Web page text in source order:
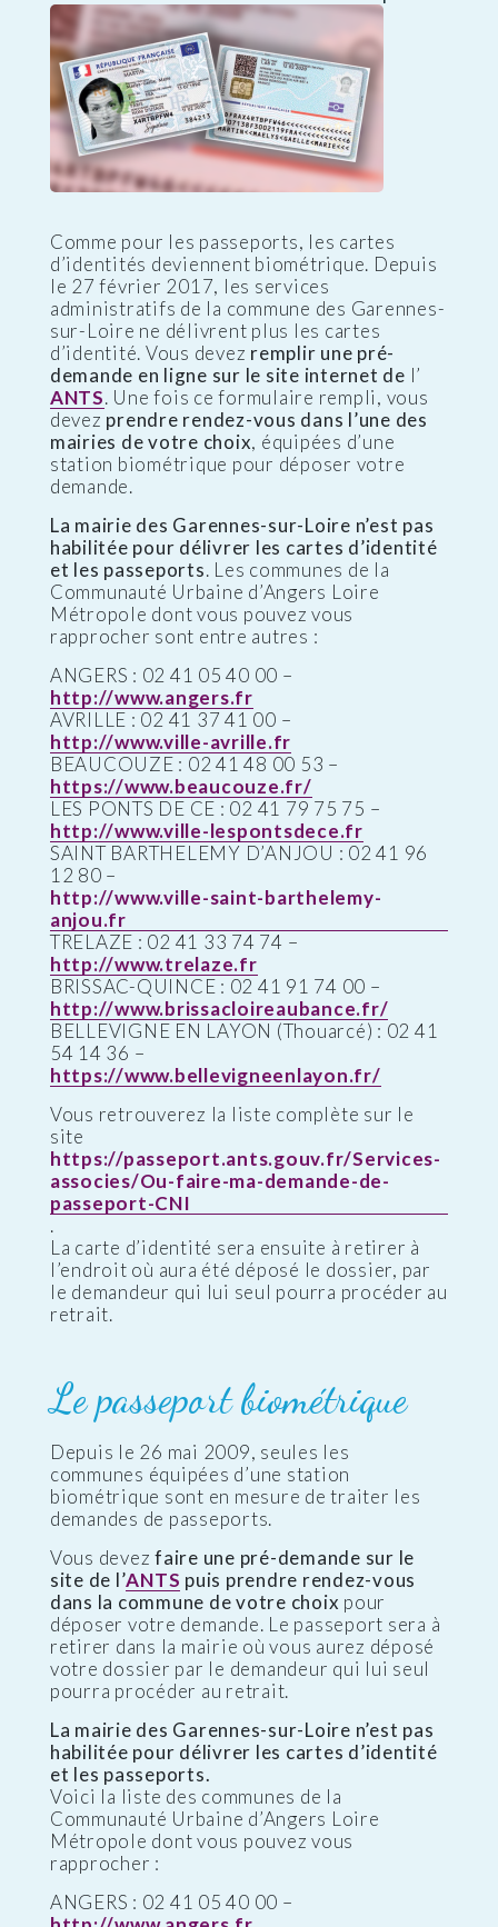
Comme pour les passeports, les cartes
d’identités deviennent biométrique. Depuis
le 27 février 2017, les services
administratifs de la commune des Garennes-
sur-Loire ne délivrent plus les cartes
d’identité. Vous devez remplir une pré-
demande en ligne sur le site internet de l’
ANTS. Une fois ce formulaire rempli, vous
devez prendre rendez-vous dans l’une des
mairies de votre choix, équipées d’une
station biométrique pour déposer votre
demande.
La mairie des Garennes-sur-Loire n’est pas
habilitée pour délivrer les cartes d’identité
et les passeports. Les communes de la
Communauté Urbaine d’Angers Loire
Métropole dont vous pouvez vous
rapprocher sont entre autres :
ANGERS : 02 41 05 40 00 –
http://www.angers.fr
AVRILLE : 02 41 37 41 00 –
http://www.ville-avrille.fr
BEAUCOUZE : 02 41 48 00 53 –
https://www.beaucouze.fr/
LES PONTS DE CE : 02 41 79 75 75 –
http://www.ville-lespontsdece.fr
SAINT BARTHELEMY D’ANJOU : 02 41 96
12 80 –
http://www.ville-saint-barthelemy-
anjou.fr
TRELAZE : 02 41 33 74 74 –
http://www.trelaze.fr
BRISSAC-QUINCE : 02 41 91 74 00 –
http://www.brissacloireaubance.fr/
BELLEVIGNE EN LAYON (Thouarcé) : 02 41
54 14 36 –
https://www.bellevigneenlayon.fr/
Vous retrouverez la liste complète sur le
site
https://passeport.ants.gouv.fr/Services-
associes/Ou-faire-ma-demande-de-
passeport-CNI
.
La carte d’identité sera ensuite à retirer à
l’endroit où aura été déposé le dossier, par
le demandeur qui lui seul pourra procéder au
retrait.
Le passeport biométrique
Depuis le 26 mai 2009, seules les
communes équipées d’une station
biométrique sont en mesure de traiter les
demandes de passeports.
Vous devezfaire une pré-demande sur le
site de l’ANTS puis prendre rendez-vous
dans la commune de votre choix pour
déposer votre demande. Le passeport sera à
retirer dans la mairie où vous aurez déposé
votre dossier par le demandeur qui lui seul
pourra procéder au retrait.
La mairie des Garennes-sur-Loire n’est pas
habilitée pour délivrer les cartes d’identité
et les passeports.
Voici la liste des communes de la
Communauté Urbaine d’Angers Loire
Métropole dont vous pouvez vous
rapprocher :
ANGERS : 02 41 05 40 00 –